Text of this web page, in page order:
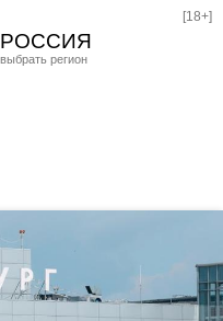
РОССИЯ
Оренбург
[18+]